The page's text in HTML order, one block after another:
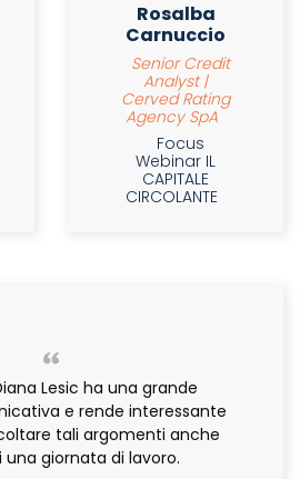
Rosalba
Carnuccio
Senior Credit
Analyst |
Cerved Rating
Agency SpA
Focus
Webinar IL
CAPITALE
CIRCOLANTE
Lesic ha una grande
e rende interessante
tali argomenti anche
una giornata di lavoro.